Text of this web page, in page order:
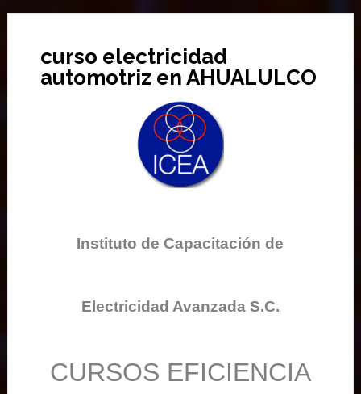
curso electricidad
automotriz en AHUALULCO
Instituto de Capacitación de
Electricidad Avanzada S.C.
CURSOS EFICIENCIA